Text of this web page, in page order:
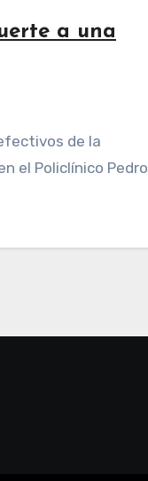
a una
el Policlínico Pedro